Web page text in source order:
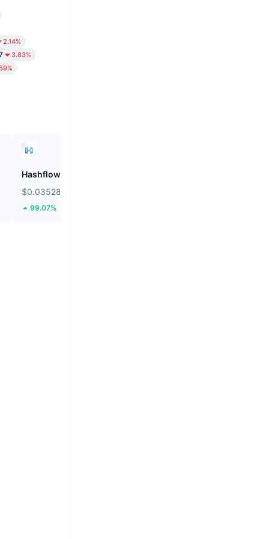
2.14%
3.83%
Hashflow
$0.03528
99.07%